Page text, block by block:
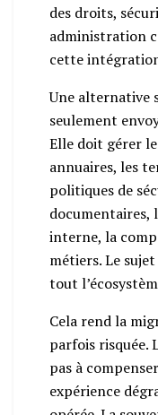
des droits,
administration
cette
Une alternative
seulement
Elle doit gérer
annuaires, les
politiques de
documentaires,
interne, la
métiers. Le
tout
Cela rend la
parfois risquée.
pas à
expérience